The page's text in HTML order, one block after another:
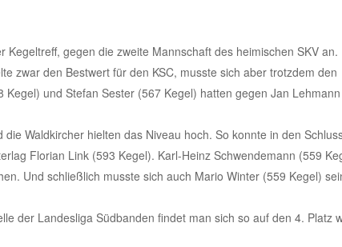
gegen die zweite Mannschaft des heimischen SKV an.
zwar den Bestwert für den KSC, musste sich aber trotzdem den
und Stefan Sester (567 Kegel) hatten gegen Jan
Waldkircher hielten das Niveau hoch. So konnte in den
Florian Link (593 Kegel). Karl-Heinz Schwendemann (559
Und schließlich musste sich auch Mario Winter (559 Kegel)
der Landesliga Südbanden findet man sich so auf den 4. Platz